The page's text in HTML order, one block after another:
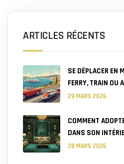
ARTICLES RÉCENTS
SE DÉPLACER EN
FERRY, TRAIN OU
29 MARS 2026
COMMENT
DANS SON
28 MARS 2026